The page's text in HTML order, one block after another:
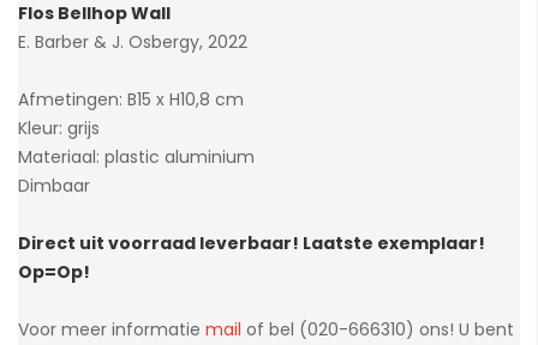
gallerij
Flos Bellhop Wall
E. Barber & J. Osbergy, 2022
Afmetingen: B15 x H10,8 cm
Kleur: grijs
Materiaal: plastic aluminium
Dimbaar
Direct uit voorraad leverbaar! Laatste exemplaar!
Op=Op!
Voor meer informatie mail of bel (020-666310) ons! U bent